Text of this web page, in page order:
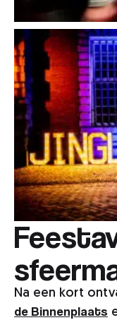
Na een kort
de Binnenplaats